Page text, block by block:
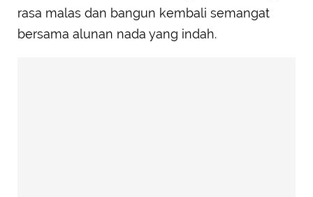
rasa malas dan bangun kembali semangat
bersama alunan nada yang indah.